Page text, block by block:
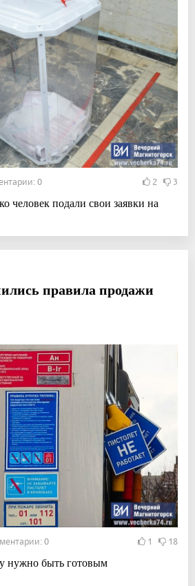
0 2 3
человек подали свои заявки на
правила продажи
0 1 18
нужно быть готовым